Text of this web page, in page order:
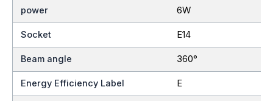
power 6W
Socket E14
Beam angle 360°
Energy Efficiency Label E